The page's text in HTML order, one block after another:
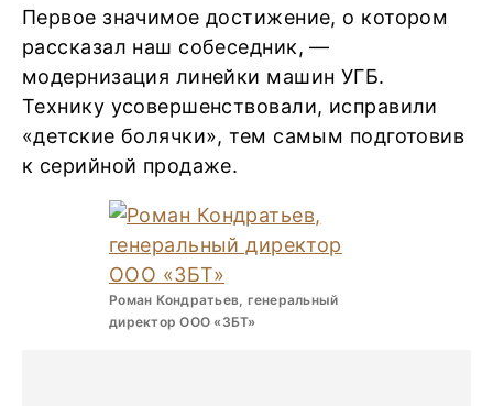
Первое значимое достижение, о котором
рассказал наш собеседник, —
модернизация линейки машин УГБ.
Технику усовершенствовали, исправили
«детские болячки», тем самым подготовив
к серийной продаже.
Роман Кондратьев, генеральный
директор ООО «ЗБТ»